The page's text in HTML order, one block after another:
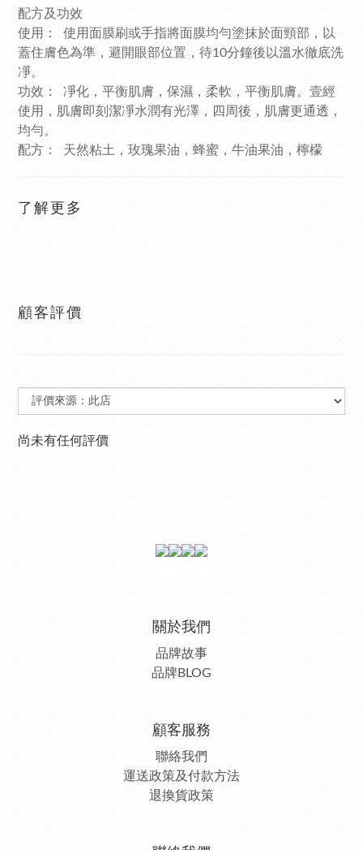
配方及功效
使用： 使用面膜刷或手指將面膜均勻塗抹於面頸部，以
蓋住膚色為準，避開眼部位置，待10分鐘後以溫水徹底洗
凈。
功效： 凈化，平衡肌膚，保濕，柔軟，平衡肌膚。壹經
使用，肌膚即刻潔凈水潤有光澤，四周後，肌膚更通透，
均勻。
配方： 天然粘土，玫瑰果油，蜂蜜，牛油果油，檸檬
了解更多
顧客評價
尚未有任何評價
關於我們
品牌故事
品牌BLOG
顧客服務
聯絡我們
運送政策及付款方法
退換貨政策